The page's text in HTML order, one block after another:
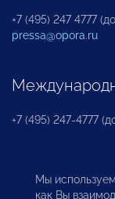
+7 (495) 247 4777
pressa@opora.ru
+7 (495) 247-4777
Бюро по
инвесторов
Мы
как Вы